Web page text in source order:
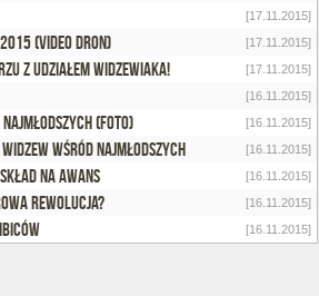
[17.11.2015]
(video dron) [17.11.2015]
z udziałem widzewiaka! [17.11.2015]
[16.11.2015]
(foto) [16.11.2015]
wśród najmłodszych [16.11.2015]
na awans [16.11.2015]
rewolucja? [16.11.2015]
[16.11.2015]